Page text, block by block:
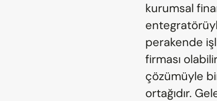
kurumsal
perakende
firması
çözümüyle
ortağıdır.